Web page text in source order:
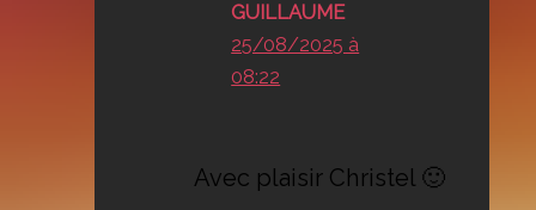
GUILLAUME
25/08/2025 à
08:22
Avec plaisir Christel 🙂